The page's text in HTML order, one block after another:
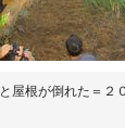
屋根が倒れた＝